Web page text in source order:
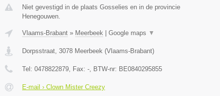
Niet gevestigd in de plaats Gosselies en in de provincie
Henegouwen.
Vlaams-Brabant » Meerbeek Google maps ▼
Dorpsstraat, 3078 Meerbeek (Vlaams-Brabant)
Tel: 0478822879, Fax: -, BTW-nr: BE0840295855
E-mail › Clown Mister Creezy